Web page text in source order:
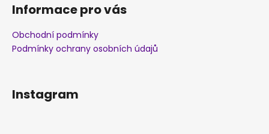
Informace pro vás
Obchodní podmínky
Podmínky ochrany osobních údajů
Instagram